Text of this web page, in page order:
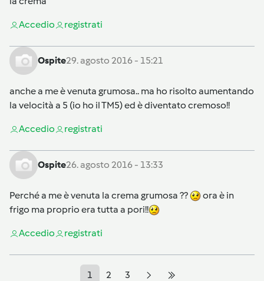
Accedio registrati
Ospite29. agosto 2016 - 15:21
anche a me è venuta grumosa.. ma ho risolto aumentando
la velocità a 5 (io ho il TM5) ed è diventato cremoso!!
Accedio registrati
Ospite26. agosto 2016 - 13:33
Perché a me è venuta la crema grumosa ??
ora è in
frigo ma proprio era tutta a pori!!
Accedio registrati
1 2 3